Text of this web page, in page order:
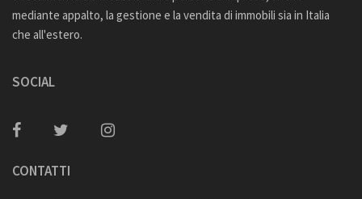
mediante appalto, la gestione e la vendita di immobili sia in Italia
che all'estero.
SOCIAL
CONTATTI